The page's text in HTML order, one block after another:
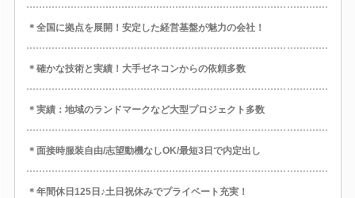
＊全国に拠点を展開！安定した経営基盤が魅力の会社！
＊確かな技術と実績！大手ゼネコンからの依頼多数
＊実績：地域のランドマークなど大型プロジェクト多数
＊面接時服装自由/志望動機なしOK/最短3日で内定出し
＊年間休日125日♪土日祝休みでプライベート充実！